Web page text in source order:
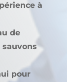
à
de
pour